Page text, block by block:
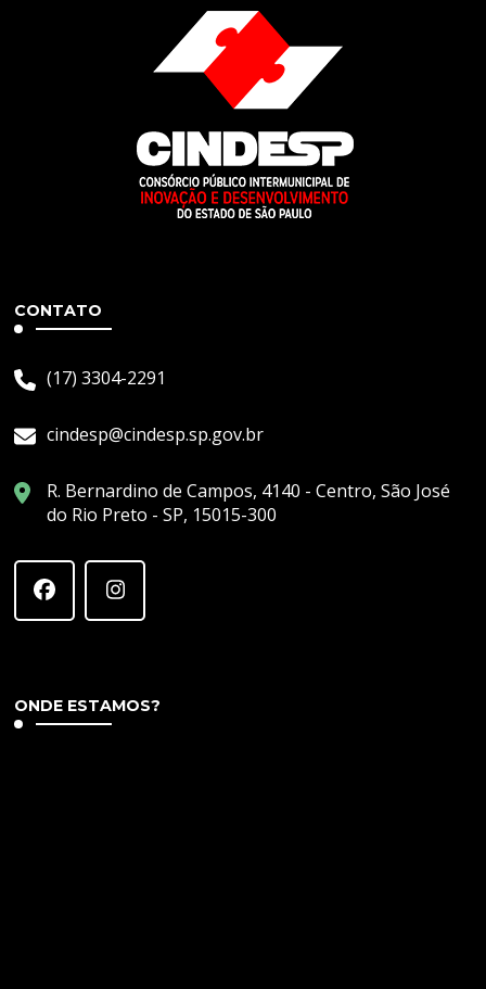
CONTATO
(17) 3304-2291
cindesp@cindesp.sp.gov.br
R. Bernardino de Campos, 4140 - Centro, São José
do Rio Preto - SP, 15015-300
ONDE ESTAMOS?